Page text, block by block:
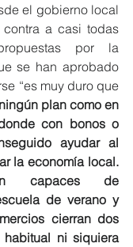
el gobierno local
a casi todas
por la
se han aprobado
plan como en
con bonos o
ayudar al
la economía local.
capaces de
de verano y
cierran dos
ni siquiera